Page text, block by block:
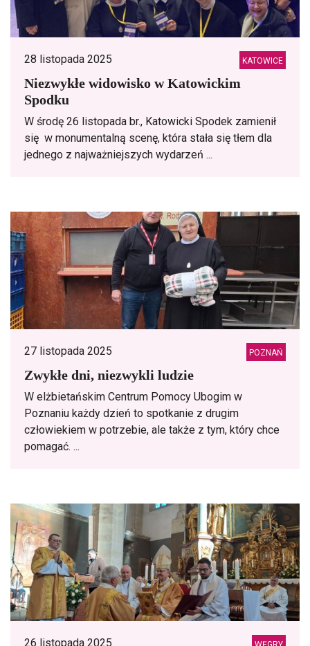
28 listopada 2025 KATOWICE
Niezwykłe widowisko w Katowickim
Spodku
W środę 26 listopada br., Katowicki Spodek zamienił
się w monumentalną scenę, która stała się tłem dla
jednego z najważniejszych wydarzeń ...
27 listopada 2025 POZNAŃ
Zwykłe dni, niezwykli ludzie
W elżbietańskim Centrum Pomocy Ubogim w
Poznaniu każdy dzień to spotkanie z drugim
człowiekiem w potrzebie, ale także z tym, który chce
pomagać. ...
26 listopada 2025